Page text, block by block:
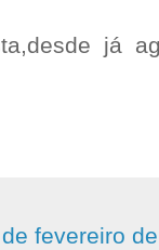
já
fevereiro